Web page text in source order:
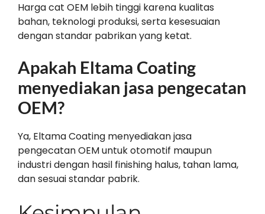
Harga cat OEM lebih tinggi karena kualitas
bahan, teknologi produksi, serta kesesuaian
dengan standar pabrikan yang ketat.
Apakah Eltama Coating
menyediakan jasa pengecatan
OEM?
Ya, Eltama Coating menyediakan jasa
pengecatan OEM untuk otomotif maupun
industri dengan hasil finishing halus, tahan lama,
dan sesuai standar pabrik.